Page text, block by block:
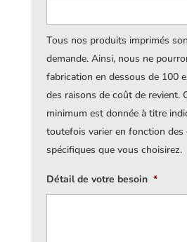
Tous nos produits imprimés
demande. Ainsi, nous ne
fabrication en dessous de 100
des raisons de coût de revient.
minimum est donnée à titre
toutefois varier en fonction des
spécifiques que vous choisirez.
Détail de votre besoin *